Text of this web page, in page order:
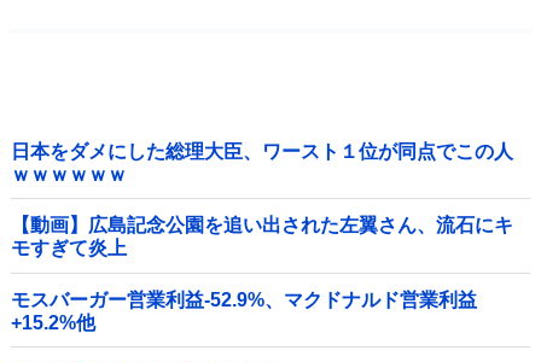
日本をダメにした総理大臣、ワースト１位が同点でこの人
ｗｗｗｗｗｗ
【動画】広島記念公園を追い出された左翼さん、流石にキ
モすぎて炎上
モスバーガー営業利益-52.9%、マクドナルド営業利益
+15.2%他